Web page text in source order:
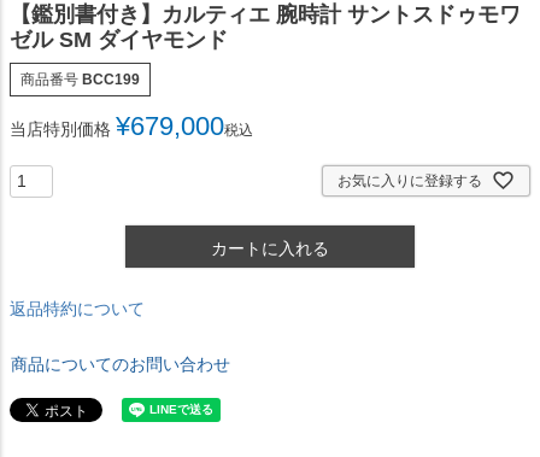
【鑑別書付き】カルティエ 腕時計 サントスドゥモワ
ゼル SM ダイヤモンド
商品番号 BCC199
当店特別価格 ¥679,000税込
お気に入りに登録する
カートに入れる
返品特約について
商品についてのお問い合わせ